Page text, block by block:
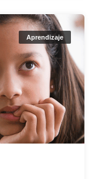
Aprendizaje